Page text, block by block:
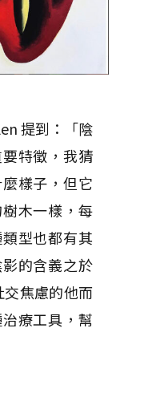
提到：「陰
特徵，我猜
樣子，但它
木一樣，每
型也都有其
的含義之於
焦慮的他而
療工具，幫